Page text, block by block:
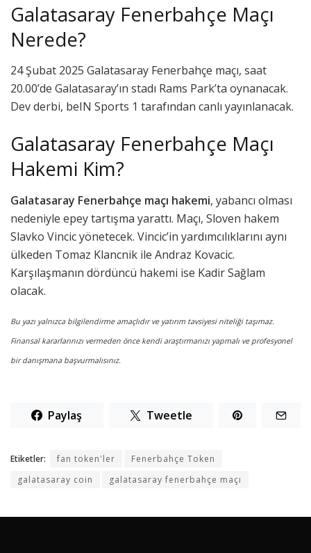
Galatasaray Fenerbahçe Maçı
Nerede?
24 Şubat 2025 Galatasaray Fenerbahçe maçı, saat
20.00’de Galatasaray’ın stadı Rams Park’ta oynanacak.
Dev derbi, beIN Sports 1 tarafından canlı yayınlanacak.
Galatasaray Fenerbahçe Maçı
Hakemi Kim?
Galatasaray Fenerbahçe maçı hakemi, yabancı olması
nedeniyle epey tartışma yarattı. Maçı, Sloven hakem
Slavko Vincic yönetecek. Vincic’in yardımcılıklarını aynı
ülkeden Tomaz Klancnik ile Andraz Kovacic.
Karşılaşmanın dördüncü hakemi ise Kadir Sağlam
olacak.
Bu yazı yalnızca bilgilendirme amaçlıdır ve yatırım tavsiyesi niteliği taşımaz.
Finansal kararlarınızı vermeden önce kendi araştırmanızı yapmalı ve profesyonel
bir danışmana başvurmalısınız.
Paylaş Tweetle
Etiketler: fan token'ler
Fenerbahçe Token
galatasaray coin
galatasaray fenerbahçe maçı